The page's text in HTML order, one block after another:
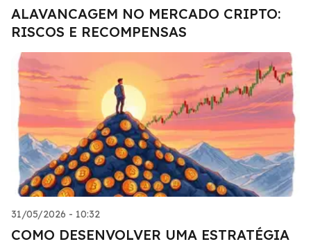
ALAVANCAGEM NO MERCADO CRIPTO:
RISCOS E RECOMPENSAS
31/05/2026 - 10:32
COMO DESENVOLVER UMA ESTRATÉGIA